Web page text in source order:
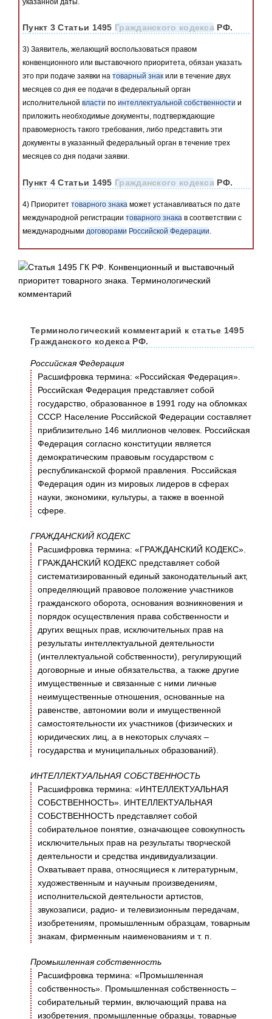
указанной даты.
Пункт 3 Статьи 1495Гражданского кодекса РФ.
3) Заявитель, желающий воспользоваться правом
конвенционного или выставочного приоритета, обязан указать
это при подаче заявки на товарный знак или в течение двух
месяцев со дня ее подачи в федеральный орган
исполнительной власти по интеллектуальной собственности и
приложить необходимые документы, подтверждающие
правомерность такого требования, либо представить эти
документы в указанный федеральный орган в течение трех
месяцев со дня подачи заявки.
Пункт 4 Статьи 1495Гражданского кодекса РФ.
4) Приоритет товарного знака может устанавливаться по дате
международной регистрации товарного знака в соответствии с
международными договорами Российской Федерации
Терминологический комментарий к статье 1495
Гражданского кодекса РФ.
Российская Федерация
Расшифровка термина: «Российская Федерация».
Российская Федерация представляет собой
государство, образованное в 1991 году на обломках
СССР. Население Российской Федерации составляет
приблизительно 146 миллионов человек. Российская
Федерация согласно конституции является
демократическим правовым государством с
республиканской формой правления. Российская
Федерация один из мировых лидеров в сферах
науки, экономики, культуры, а также в военной
сфере.
ГРАЖДАНСКИЙ КОДЕКС
Расшифровка термина: «ГРАЖДАНСКИЙ КОДЕКС».
ГРАЖДАНСКИЙ КОДЕКС представляет собой
систематизированный единый законодательный акт,
определяющий правовое положение участников
гражданского оборота, основания возникновения и
порядок осуществления права собственности и
других вещных прав, исключительных прав на
результаты интеллектуальной деятельности
(интеллектуальной собственности), регулирующий
договорные и иные обязательства, а также другие
имущественные и связанные с ними личные
неимущественные отношения, основанные на
равенстве, автономии воли и имущественной
самостоятельности их участников (физических и
юридических лиц, а в некоторых случаях –
государства и муниципальных образований).
ИНТЕЛЛЕКТУАЛЬНАЯ СОБСТВЕННОСТЬ
Расшифровка термина: «ИНТЕЛЛЕКТУАЛЬНАЯ
СОБСТВЕННОСТЬ». ИНТЕЛЛЕКТУАЛЬНАЯ
СОБСТВЕННОСТЬ представляет собой
собирательное понятие, означающее совокупность
исключительных прав на результаты творческой
деятельности и средства индивидуализации.
Охватывает права, относящиеся к литературным,
художественным и научным произведениям,
исполнительской деятельности артистов,
звукозаписи, радио- и телевизионным передачам,
изобретениям, промышленным образцам, товарным
знакам, фирменным наименованиям и т. п.
Промышленная собственность
Расшифровка термина: «Промышленная
собственность». Промышленная собственность –
собирательный термин, включающий права на
изобретения, промышленные образцы, товарные